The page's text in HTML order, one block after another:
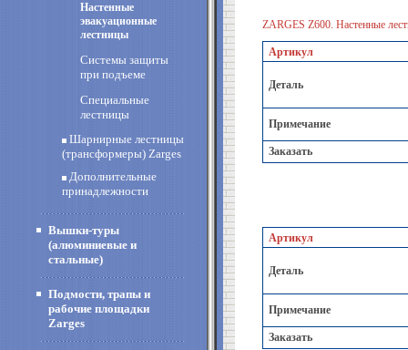
Настенные
эвакуационные
лестницы
Системы защиты
при подъеме
Специальные
лестницы
Шарнирные лестницы
(трансформеры) Zarges
Дополнительные
принадлежности
Вышки-туры
(алюминиевые и
стальные)
Подмости, трапы и
рабочие площадки
Zarges
ZARGES Z600. Настенные
Артикул
Деталь
Примечание
Заказать
Артикул
Деталь
Примечание
Заказать